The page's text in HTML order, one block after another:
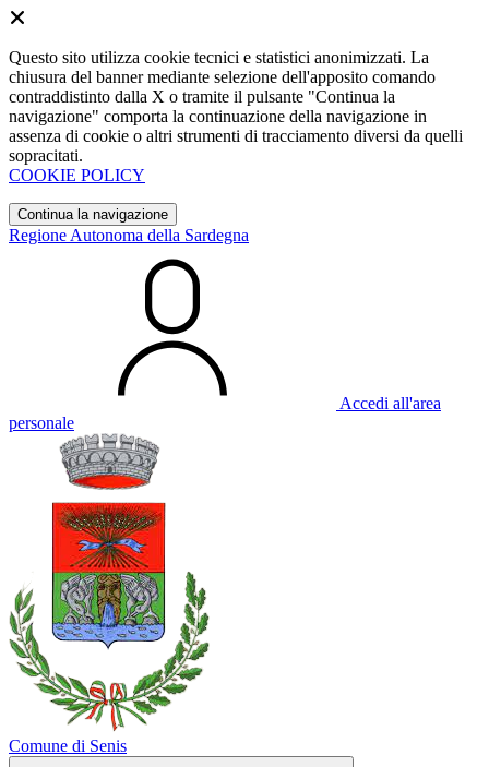
Questo sito utilizza cookie tecnici e statistici anonimizzati. La
chiusura del banner mediante selezione dell'apposito comando
contraddistinto dalla X o tramite il pulsante "Continua la
navigazione" comporta la continuazione della navigazione in
assenza di cookie o altri strumenti di tracciamento diversi da quelli
sopracitati.
COOKIE POLICY
Continua la navigazione
Regione Autonoma della Sardegna
Accedi all'area
personale
Comune di Senis